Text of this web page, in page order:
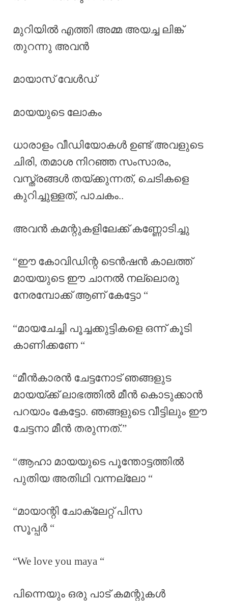
മുറിയിൽ എത്തി അമ്മ അയച്ച ലിങ്ക്
തുറന്നു അവൻ
മായാസ് വേൾഡ്
മായയുടെ ലോകം
ധാരാളം വീഡിയോകൾ ഉണ്ട് അവളുടെ
ചിരി, തമാശ നിറഞ്ഞ സംസാരം,
വസ്ത്രങ്ങൾ തയ്ക്കുന്നത്, ചെടികളെ
കുറിച്ചുള്ളത്, പാചകം..
അവൻ കമന്റുകളിലേക്ക് കണ്ണോടിച്ചു
“ഈ കോവിഡിന്റ ടെൻഷൻ കാലത്ത്
മായയുടെ ഈ ചാനൽ നല്ലൊരു
നേരമ്പോക്ക് ആണ് കേട്ടോ “
“മായചേച്ചി പൂച്ചക്കുട്ടികളെ ഒന്ന് കൂടി
കാണിക്കണേ “
“മീൻകാരൻ ചേട്ടനോട് ഞങ്ങളുട
മായയ്ക്ക് ലാഭത്തിൽ മീൻ കൊടുക്കാൻ
പറയാം കേട്ടോ. ഞങ്ങളുടെ വീട്ടിലും ഈ
ചേട്ടനാ മീൻ തരുന്നത്.”
“ആഹാ മായയുടെ പൂന്തോട്ടത്തിൽ
പുതിയ അതിഥി വന്നല്ലോ “
“മായാന്റി ചോക്ലേറ്റ് പിസ
സൂപ്പർ “
“We love you maya “
പിന്നെയും ഒരു പാട് കമന്റുകൾ